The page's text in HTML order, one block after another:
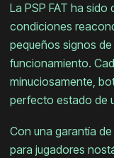
La PSP FAT ha
condiciones
pequeños signos
funcionamiento.
minuciosamente,
perfecto estado de
Con una garantía
para jugadores